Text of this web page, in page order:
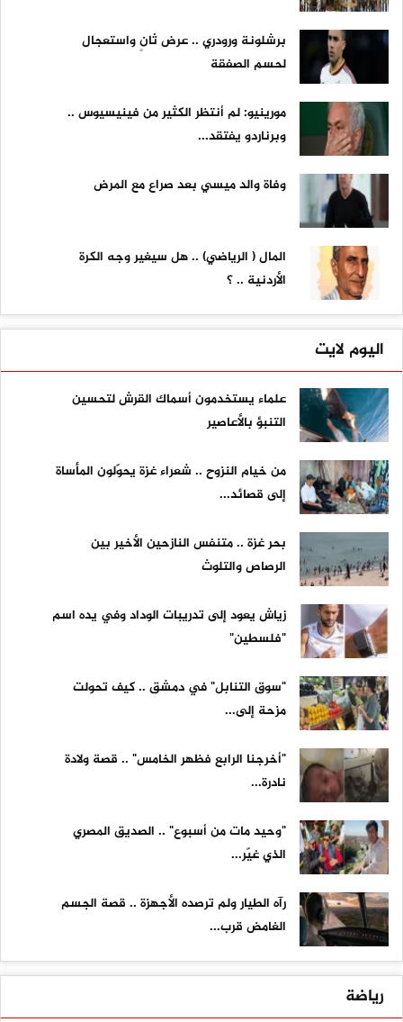
برشلونة ورودري .. عرض ثانٍ واستعجال
لحسم الصفقة
مورينيو: لم أنتظر الكثير من فينيسيوس ..
وبرناردو يفتقد...
وفاة والد ميسي بعد صراع مع المرض
المال ( الرياضي) .. هل سيغير وجه الكرة
الأردنية .. ؟
اليوم لايت
علماء يستخدمون أسماك القرش لتحسين
التنبؤ بالأعاصير
من خيام النزوح .. شعراء غزة يحوّلون المأساة
إلى قصائد...
بحر غزة .. متنفس النازحين الأخير بين
الرصاص والتلوث
زياش يعود إلى تدريبات الوداد وفي يده اسم
"فلسطين"
"سوق التنابل" في دمشق .. كيف تحولت
مزحة إلى...
"أخرجنا الرابع فظهر الخامس" .. قصة ولادة
نادرة...
"وحيد مات من أسبوع" .. الصديق المصري
الذي غيّر...
رآه الطيار ولم ترصده الأجهزة .. قصة الجسم
الغامض قرب...
رياضة